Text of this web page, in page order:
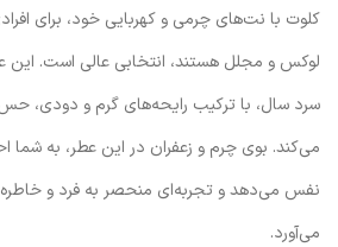
کلوت با نت‌های چرمی و کهربایی خود، برای
لوکس و مجلل هستند، انتخابی عالی است. این
سرد سال، با ترکیب رایحه‌های گرم و دودی،
می‌کند. بوی چرم و زعفران در این عطر، به شما
نفس می‌دهد و تجربه‌ای منحصر به فرد و
می‌آورد.